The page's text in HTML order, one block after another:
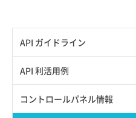
API ガイドライン
APIのご利用について
API 利活用例
APIでAPIサブユーザーを作成する
コントロールパネル情報